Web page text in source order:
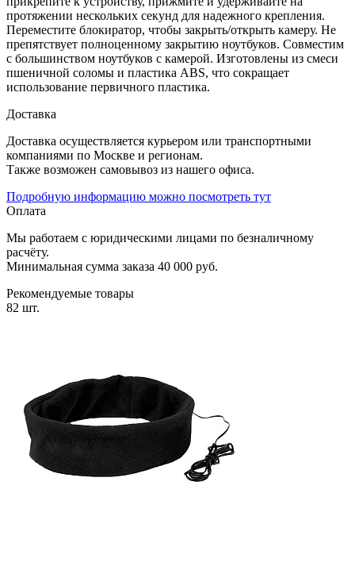
протяжении нескольких секунд для надежного крепления.
Переместите блокиратор, чтобы закрыть/открыть камеру. Не
препятствует полноценному закрытию ноутбуков. Совместим
с большинством ноутбуков с камерой. Изготовлены из смеси
пшеничной соломы и пластика ABS, что сокращает
использование первичного пластика.
Доставка
Доставка осуществляется курьером или транспортными
компаниями по Москве и регионам.
Также возможен самовывоз из нашего офиса.
Подробную информацию можно посмотреть тут
Оплата
Мы работаем с юридическими лицами по безналичному
расчёту.
Минимальная сумма заказа 40 000 руб.
Рекомендуемые товары
82 шт.